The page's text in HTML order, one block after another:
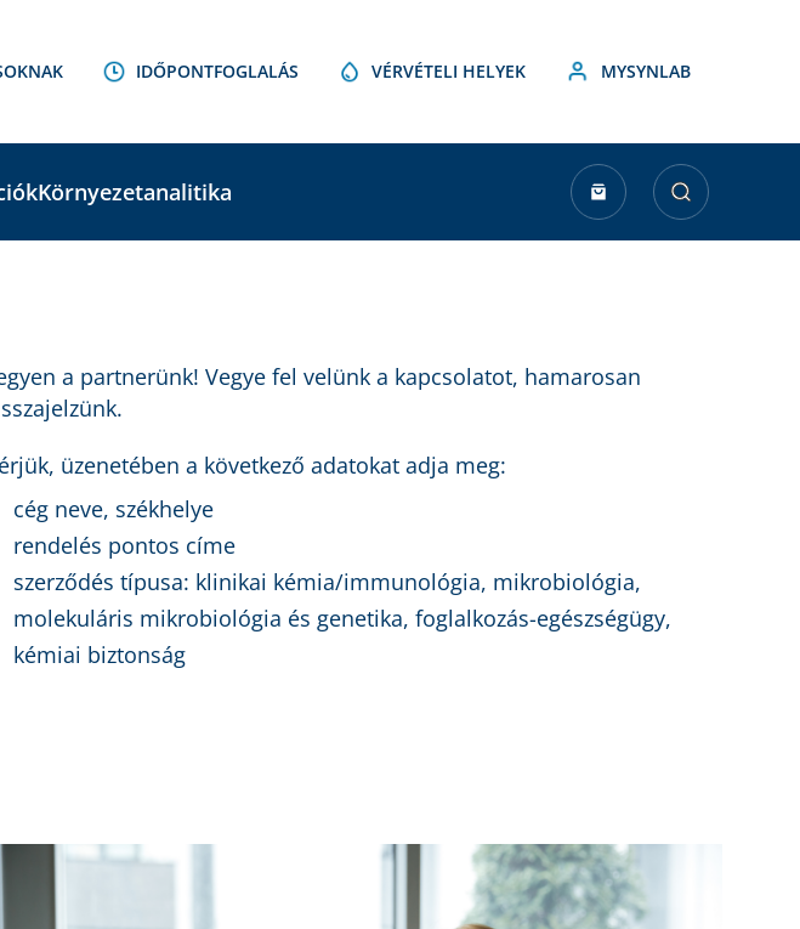
IDŐPONTFOGLALÁS VÉRVÉTELI HELYEK MYSYNLAB
Környezetanalitika
a partnerünk! Vegye fel velünk a kapcsolatot, hamarosan
üzenetében a következő adatokat adja meg:
cég neve, székhelye
rendelés pontos címe
szerződés típusa: klinikai kémia/immunológia, mikrobiológia,
molekuláris mikrobiológia és genetika, foglalkozás-egészségügy,
kémiai biztonság